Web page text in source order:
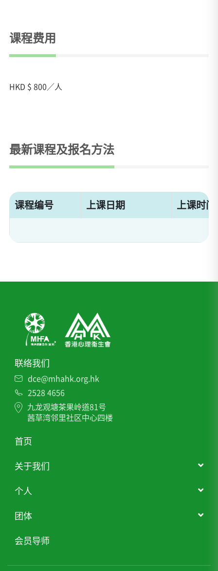
课程费用
HKD $ 800／人
最新课程及报名方法
课程编号 上课日期 上课时间
联络我们
dce@mhahk.org.hk
2528 4656
九龙观塘茶果岭道81号
茜草湾邻里社区中心四楼
首页
关于我们
个人
团体
会员导师